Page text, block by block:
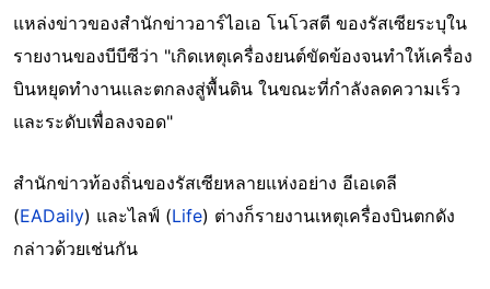
แหล่งข่าวของสำนักข่าวอาร์ไอเอ โนโวสตี ของรัสเซียระบุใน
รายงานของบีบีซีว่า "เกิดเหตุเครื่องยนต์ขัดข้องจนทำให้เครื่อง
บินหยุดทำงานและตกลงสู่พื้นดิน ในขณะที่กำลังลดความเร็ว
และระดับเพื่อลงจอด"
สำนักข่าวท้องถิ่นของรัสเซียหลายแห่งอย่าง อีเอเดลี
(EADaily) และไลฟ์ (Life) ต่างก็รายงานเหตุเครื่องบินตกดัง
กล่าวด้วยเช่นกัน